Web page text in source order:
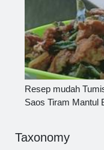
Resep mudah
Saos Tiram Mantul
Taxonomy